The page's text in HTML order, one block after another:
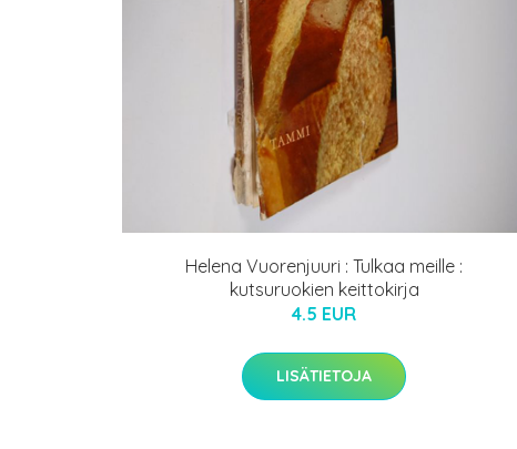
Helena Vuorenjuuri : Tulkaa meille :
kutsuruokien keittokirja
4.5 EUR
LISÄTIETOJA